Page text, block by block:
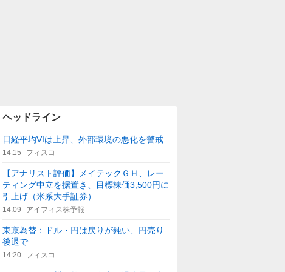
ヘッドライン
日経平均VIは上昇、外部環境の悪化を警戒
14:15 フィスコ
【アナリスト評価】メイテックＧＨ、レー
ティング中立を据置き、目標株価3,500円に
引上げ（米系大手証券）
14:09 アイフィス株予報
東京為替：ドル・円は戻りが鈍い、円売り
後退で
14:20 フィスコ